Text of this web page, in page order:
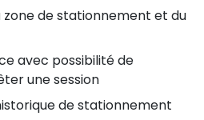
de stationnement et du
avec possibilité de
une session
de stationnement